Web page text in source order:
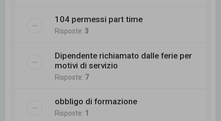
104 permessi part time
Risposte:3
Dipendente richiamato dalle ferie per
motivi di servizio
Risposte: 7
obbligo di formazione
Risposte: 1